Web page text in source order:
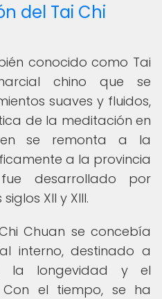
del Tai Chi
conocido como Tai
chino que se
suaves y fluidos,
de la meditación en
se remonta a la
a la provincia
desarrollado por
XII y XIII.
Chuan se concebía
interno, destinado a
la longevidad y el
Con el tiempo, se ha